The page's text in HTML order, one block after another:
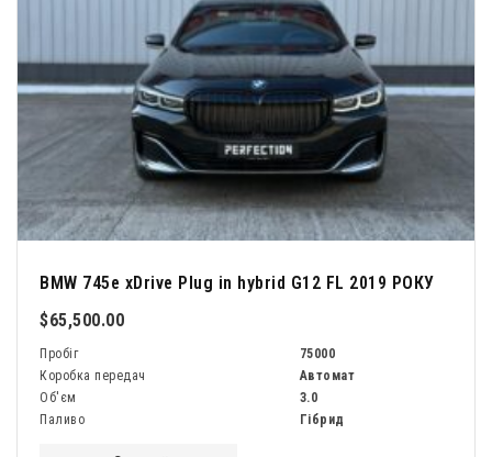
BMW 745e xDrive Plug in hybrid G12 FL 2019 РОКУ
$65,500.00
Пробіг
75000
Коробка передач
Автомат
Об'єм
3.0
Паливо
Гібрид